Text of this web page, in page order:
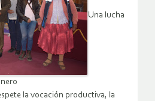
Una lucha
la vocación productiva, la